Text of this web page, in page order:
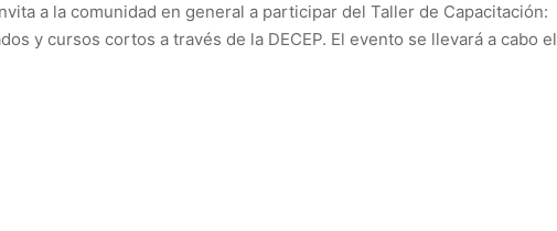
a la comunidad en general a participar del Taller de Capacitación:
y cursos cortos a través de la DECEP. El evento se llevará a cabo el